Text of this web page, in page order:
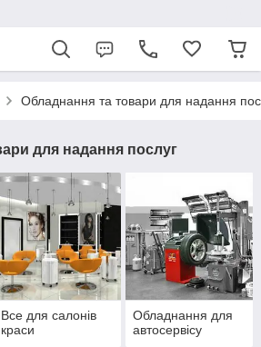
Обладнання та товари для надання
для надання послуг
Все для салонів
краси
Обладнання для
автосервісу